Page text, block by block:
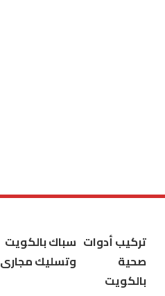
تركيب أدوات
صحية
بالكويت
سباك بالكويت
وتسليك مجارى